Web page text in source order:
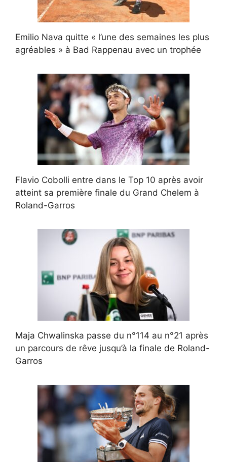
Emilio Nava quitte « l’une des semaines les plus
agréables » à Bad Rappenau avec un trophée
Flavio Cobolli entre dans le Top 10 après avoir
atteint sa première finale du Grand Chelem à
Roland-Garros
Maja Chwalinska passe du n°114 au n°21 après
un parcours de rêve jusqu’à la finale de Roland-
Garros